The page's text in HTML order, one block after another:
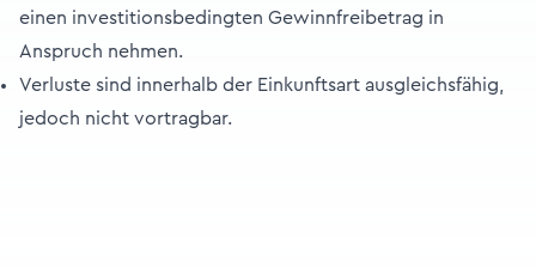
einen investitionsbedingten Gewinnfreibetrag in
Anspruch nehmen.
Verluste sind innerhalb der Einkunftsart ausgleichsfähig,
jedoch nicht vortragbar.